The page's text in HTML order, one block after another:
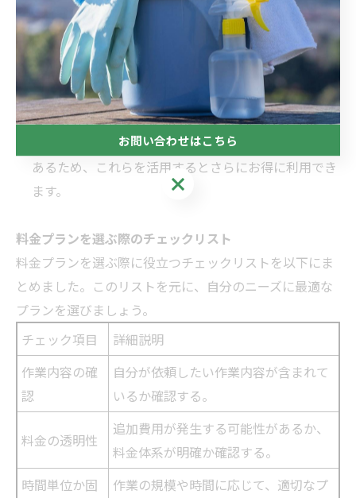
てと壁の修理を同時に依頼する場合、セット料金が適
用されることがあります。
定期契約やキャンペーンの利用
定期的にサービスを利用する場合、定期契約を結ぶこ
とで割引を受けられる場合があります。また、特定の
時期にはキャンペーンや割引が実施されていることも
あるため、これらを活用するとさらにお得に利用でき
ます。
料金プランを選ぶ際のチェックリスト
料金プランを選ぶ際に役立つチェックリストを以下にま
とめました。このリストを元に、自分のニーズに最適な
プランを選びましょう。
チェック項目
詳細説明
作業内容の確
認
自分が依頼したい作業内容が含まれて
いるか確認する。
料金の透明性
追加費用が発生する可能性があるか、
料金体系が明確か確認する。
時間単位か固
作業の規模や時間に応じて、適切なプ
お問い合わせはこちら
お問い合わせはこちら